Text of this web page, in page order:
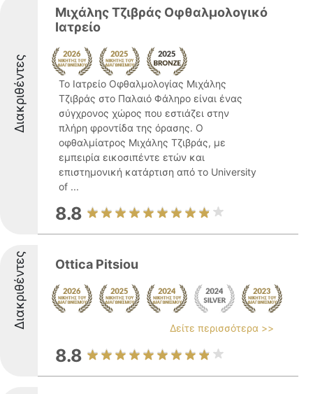
Διακριθέντες
Μιχάλης Τζιβράς Οφθαλμολογικό
Ιατρείο
Το Ιατρείο Οφθαλμολογίας Μιχάλης
Τζιβράς στο Παλαιό Φάληρο είναι ένας
σύγχρονος χώρος που εστιάζει στην
πλήρη φροντίδα της όρασης. Ο
οφθαλμίατρος Μιχάλης Τζιβράς, με
εμπειρία εικοσιπέντε ετών και
επιστημονική κατάρτιση από το University
of ...
8.8
Διακριθέντες Ottica Pitsiou
Δείτε περισσότερα >>
8.8